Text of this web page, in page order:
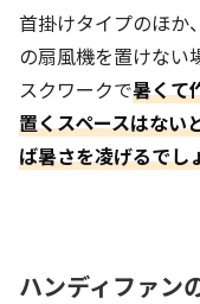
首掛けタイプのほか
の扇風機を置けない
スクワークで暑くて
置くスペースはない
ば暑さを凌げるでし
ハンディファン